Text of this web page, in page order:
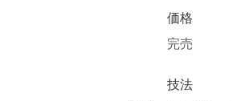
価格
完売
技法